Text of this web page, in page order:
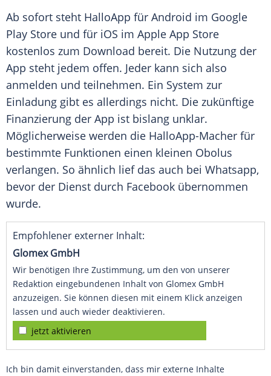
Ab sofort steht HalloApp für Android im Google
Play Store und für iOS im Apple App Store
kostenlos zum Download bereit. Die Nutzung der
App steht jedem offen. Jeder kann sich also
anmelden und teilnehmen. Ein System zur
Einladung gibt es allerdings nicht. Die zukünftige
Finanzierung der App ist bislang unklar.
Möglicherweise werden die HalloApp-Macher für
bestimmte Funktionen einen kleinen Obolus
verlangen. So ähnlich lief das auch bei Whatsapp,
bevor der Dienst durch Facebook übernommen
wurde.
Empfohlener externer Inhalt:
Glomex GmbH
Wir benötigen Ihre Zustimmung, um den von unserer
Redaktion eingebundenen Inhalt von Glomex GmbH
anzuzeigen. Sie können diesen mit einem Klick anzeigen
lassen und auch wieder deaktivieren.
jetzt aktivieren
Ich bin damit einverstanden, dass mir externe Inhalte